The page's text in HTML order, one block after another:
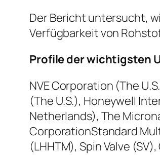
Der Bericht untersucht,
Verfügbarkeit von
Profile der wichtigsten
NVE Corporation (The
(The U.S.), Honeywell
Netherlands), The
CorporationStandard
(LHHTM), Spin Valve